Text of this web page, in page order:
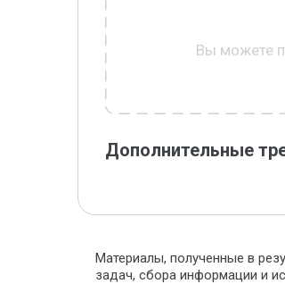
Вы можете
Дополнительные
Материалы, полученные в
задач, сбора информации и